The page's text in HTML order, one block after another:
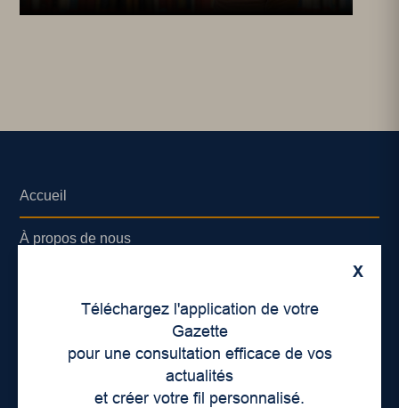
X
Téléchargez l'application de votre
Gazette
pour une consultation efficace de vos
actualités
et créer votre fil personnalisé.
Accueil
À propos de nous
Lieux de distribution